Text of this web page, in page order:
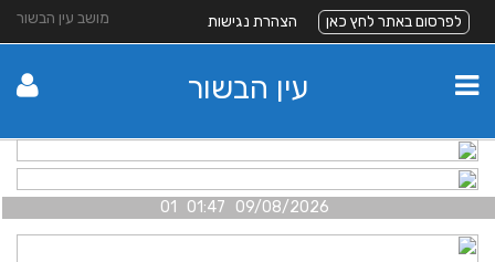
מושב עין הבשור לפרסום באתר לחץ כאן הצהרת נגישות
עין הבשור
09/08/2026 01:47 01